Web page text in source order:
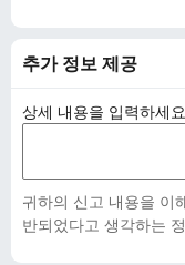
추가 정보 제공
상세 내용을 입력하세
귀하의 신고 내용을 이
반되었다고 생각하는